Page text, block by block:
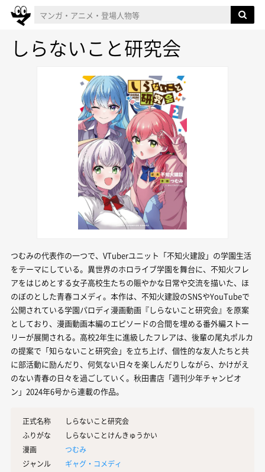
しらないこと研究会
つむみの代表作の一つで、VTuberユニット「不知火建設」の学園生活
をテーマにしている。異世界のホロライブ学園を舞台に、不知火フレ
アをはじめとする女子高校生たちの賑やかな日常や交流を描いた、ほ
のぼのとした青春コメディ。本作は、不知火建設のSNSやYouTubeで
公開されている学園パロディ漫画動画『しらないこと研究会』を原案
としており、漫画動画本編のエピソードの合間を埋める番外編ストー
リーが展開される。高校2年生に進級したフレアは、後輩の尾丸ポルカ
の提案で「知らないこと研究会」を立ち上げ、個性的な友人たちと共
に部活動に励んだり、何気ない日々を楽しんだりしながら、かけがえ
のない青春の日々を過ごしていく。秋田書店「週刊少年チャンピオ
ン」2024年6号から連載の作品。
正式名称
しらないこと研究会
ふりがな
しらないことけんきゅうかい
漫画
つむみ
ジャンル
ギャグ・コメディ